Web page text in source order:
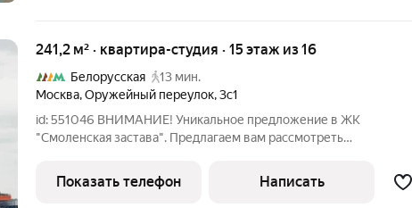
241,2 м² · квартира-студия · 15 этаж из 16
Белорусская
13 мин.
Москва,Оружейный переулок,3с1
id: 551046 ВНИМАНИЕ! Уникальное предложение в ЖК
"Смоленская застава". Предлагаем вам рассмотреть
квартиры в одном из самых престижных и комфортабельных
районов Москвы Жилом комплексе "Смоленская
Показать телефон Написать